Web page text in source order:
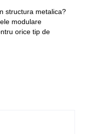
structura metalica?
modulare
orice tip de